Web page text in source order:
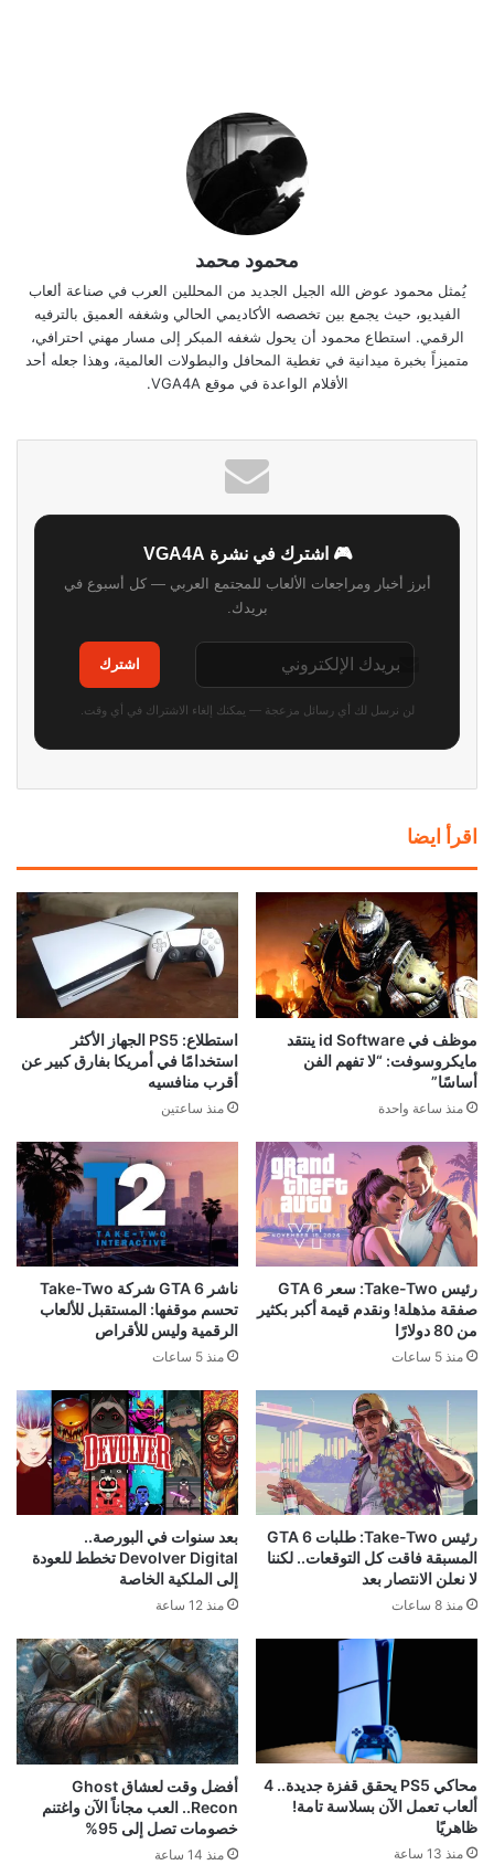
محمود محمد
يُمثل محمود عوض الله الجيل الجديد من المحللين العرب في صناعة ألعاب
الفيديو، حيث يجمع بين تخصصه الأكاديمي الحالي وشغفه العميق بالترفيه
الرقمي. استطاع محمود أن يحول شغفه المبكر إلى مسار مهني احترافي،
متميزاً بخبرة ميدانية في تغطية المحافل والبطولات العالمية، وهذا جعله أحد
الأقلام الواعدة في موقع VGA4A.
🎮 اشترك في نشرة VGA4A
أبرز أخبار ومراجعات الألعاب للمجتمع العربي — كل أسبوع في
بريدك.
اشترك
لن نرسل لك أي رسائل مزعجة — يمكنك إلغاء الاشتراك في أي وقت.
اقرأ ايضا
موظف في id Software ينتقد
مايكروسوفت: “لا تفهم الفن
أساسًا”
منذ ساعة واحدة
استطلاع: PS5 الجهاز الأكثر
استخدامًا في أمريكا بفارق كبير عن
أقرب منافسيه
منذ ساعتين
رئيس Take-Two: سعر GTA 6
صفقة مذهلة! ونقدم قيمة أكبر بكثير
من 80 دولارًا
منذ 5 ساعات
ناشر GTA 6 شركة Take-Two
تحسم موقفها: المستقبل للألعاب
الرقمية وليس للأقراص
منذ 5 ساعات
رئيس Take-Two: طلبات GTA 6
المسبقة فاقت كل التوقعات.. لكننا
لا نعلن الانتصار بعد
منذ 8 ساعات
بعد سنوات في البورصة..
Devolver Digital تخطط للعودة
إلى الملكية الخاصة
منذ 12 ساعة
محاكي PS5 يحقق قفزة جديدة.. 4
ألعاب تعمل الآن بسلاسة تامة!
ظاهريًا
منذ 13 ساعة
أفضل وقت لعشاق Ghost
Recon.. العب مجاناً الآن واغتنم
خصومات تصل إلى 95%
منذ 14 ساعة